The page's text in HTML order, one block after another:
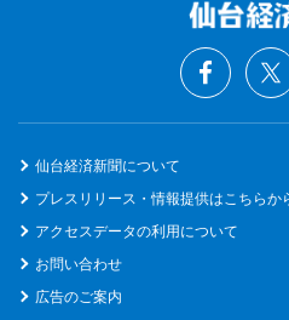
仙台経済新聞について
プレスリリース・情報提供はこちらか
アクセスデータの利用について
お問い合わせ
広告のご案内